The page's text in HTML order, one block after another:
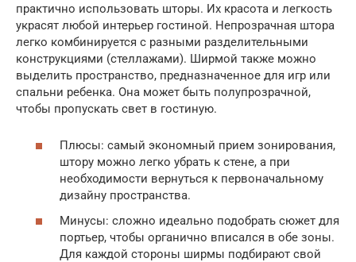
практично использовать шторы. Их красота и легкость
украсят любой интерьер гостиной. Непрозрачная штора
легко комбинируется с разными разделительными
конструкциями (стеллажами). Ширмой также можно
выделить пространство, предназначенное для игр или
спальни ребенка. Она может быть полупрозрачной,
чтобы пропускать свет в гостиную.
Плюсы: самый экономный прием зонирования,
штору можно легко убрать к стене, а при
необходимости вернуться к первоначальному
дизайну пространства.
Минусы: сложно идеально подобрать сюжет для
портьер, чтобы органично вписался в обе зоны.
Для каждой стороны ширмы подбирают свой